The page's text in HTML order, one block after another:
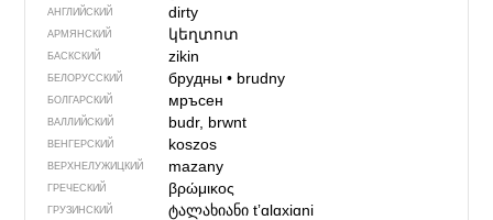
АНГЛИЙСКИЙ dirty
АРМЯНСКИЙ կեղտոտ
БАСКСКИЙ zikin
БЕЛОРУССКИЙ брудны• brudny
БОЛГАРСКИЙ мръсен
ВАЛЛИЙСКИЙ budr, brwnt
ВЕНГЕРСКИЙ koszos
ВЕРХНЕЛУЖИЦКИЙ mazany
ГРЕЧЕСКИЙ βρώμικος
ГРУЗИНСКИЙ ტალახიანიtʼɑlɑxiɑni